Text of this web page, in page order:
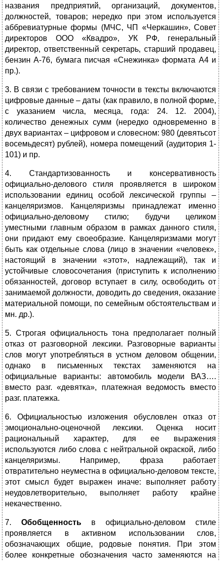
названия предприятий, организаций, документов,
должностей, товаров; нередко при этом используется
аббревиатурные формы (МЧС, ЧП «Черкашин», Совет
директоров ООО «Квадро», УК РФ, генеральный
директор, ответственный секретарь, старший продавец,
бензин А-76, бумага писчая «Снежинка» формата А4 и
пр.).
3. В связи с требованием точности в тексты включаются
цифровые данные – даты (как правило, в полной форме,
с указанием числа, месяца, года: 24. 12. 2004),
количество денежных сумм (нередко одновременно в
двух вариантах – цифровом и словесном: 980 (девятьсот
восемьдесят) рублей), номера помещений (аудитория 1-
101) и пр.
4. Стандартизованность и консервативность
официально-делового стиля проявляется в широком
использовании единиц особой лексической группы –
канцеляризмов. Канцеляризмы принадлежат именно
официально-деловому стилю; будучи целиком
уместными главным образом в рамках данного стиля,
они придают ему своеобразие. Канцеляризмами могут
быть как отдельные слова (лицо в значении «человек»,
настоящий в значении «этот», надлежащий), так и
устойчивые словосочетания (приступить к исполнению
обязанностей, договор вступает в силу, освободить от
занимаемой должности, доводить до сведения, оказание
материальной помощи, по семейным обстоятельствам и
мн. др.).
5. Строгая официальность тона предполагает полный
отказ от разговорной лексики. Разговорные варианты
слов могут употребляться в устном деловом общении,
однако в письменных текстах заменяются на
официальные варианты: автомобиль модели ВАЗ….
вместо разг. «девятка», платежная ведомость вместо
разг. платежка.
6. Официальностью изложения обусловлен отказ от
эмоционально-оценочной лексики. Оценка носит
рациональный характер, для ее выражения
используются либо слова с нейтральной окраской, либо
канцеляризмы. Например, фраза работает
отвратительно неуместна в официально-деловом тексте,
этот смысл будет выражен иначе: выполняет работу
неудовлетворительно, выполняет работу крайне
некачественно.
7. Обобщенность в официально-деловом стиле
проявляется в активном использовании слов,
обозначающих общие, родовые понятия. При этом
более конкретные обозначения часто заменяются на